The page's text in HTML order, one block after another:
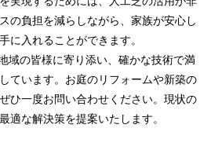
の負担を減らしながら、家族が安心し
に入れることができます。
域の皆様に寄り添い、確かな技術で満
ています。お庭のリフォームや新築の
ひ一度お問い合わせください。現状の
適な解決策を提案いたします。